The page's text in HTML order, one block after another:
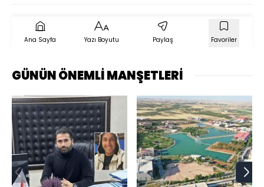
Ana Sayfa Yazı Boyutu Paylaş Favoriler
GÜNÜN ÖNEMLİ MANŞETLERİ